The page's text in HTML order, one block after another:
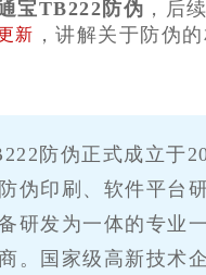
宝TB222防伪 ，后
新 ，讲解关于防伪
防伪正式成立于
伪印刷、软件平台
研发为一体的专业
。国家级高新技术企